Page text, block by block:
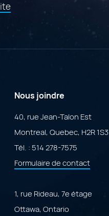
de
l'article
de
l’intelligence
artificielle"
Nous joindre
40, rue Jean-Talon Est
Montreal, Quebec, H2R 1S3
Tél. : 514 278-7575
Formulaire de contact
1, rue Rideau, 7e étage
Ottawa, Ontario